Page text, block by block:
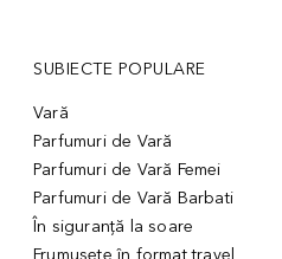
SUBIECTE POPULARE
Vară
Parfumuri de Vară
Parfumuri de Vară Femei
Parfumuri de Vară Barbati
În siguranță la soare
Frumusețe în format travel